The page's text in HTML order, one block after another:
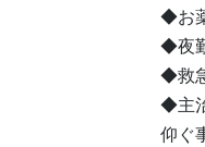
◆お
◆夜
◆救
◆主
仰ぐ